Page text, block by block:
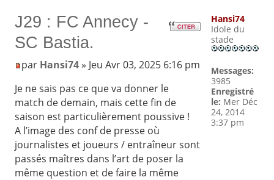
J29 : FC Annecy -
SC Bastia.
par Hansi74» Jeu Avr 03, 2025 6:16 pm
Je ne sais pas ce que va donner le
match de demain, mais cette fin de
saison est particulièrement poussive !
A l’image des conf de presse où
journalistes et joueurs / entraîneur sont
passés maîtres dans l’art de poser la
même question et de faire la même
Hansi74
Idole du
stade
Messages:
3985
Enregistré
le: Mer Déc
24, 2014
3:37 pm